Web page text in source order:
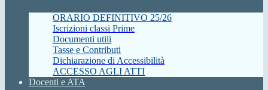
ORARIO DEFINITIVO 25/26
Iscrizioni classi Prime
Documenti utili
Tasse e Contributi
Dichiarazione di Accessibilità
ACCESSO AGLI ATTI
Docenti e ATA